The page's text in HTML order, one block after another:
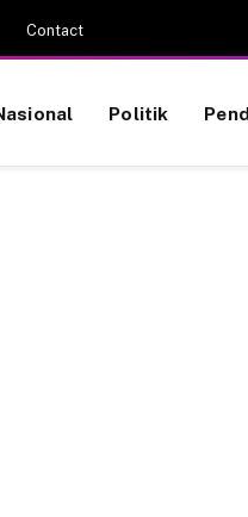
Contact
Politik